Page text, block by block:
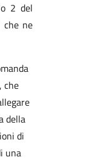
2 del
che ne
che
della
di
una